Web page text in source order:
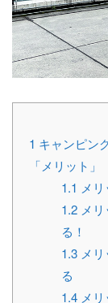
1 キャンピン
「メリット」
1.1 メ
1.2 メ
る！
1.3 メ
る
1.4 メ